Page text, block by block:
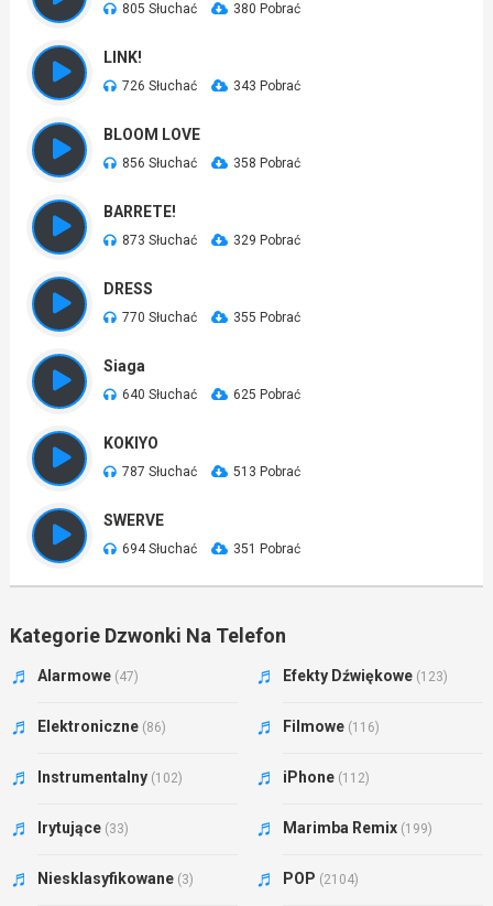
805 Słuchać 380 Pobrać
LINK!
726 Słuchać 343 Pobrać
BLOOM LOVE
856 Słuchać 358 Pobrać
BARRETE!
873 Słuchać 329 Pobrać
DRESS
770 Słuchać 355 Pobrać
Siaga
640 Słuchać 625 Pobrać
KOKIYO
787 Słuchać 513 Pobrać
SWERVE
694 Słuchać 351 Pobrać
Kategorie Dzwonki Na Telefon
Alarmowe (47) Efekty Dźwiękowe (123)
Elektroniczne (86) Filmowe (116)
Instrumentalny (102) iPhone (112)
Irytujące (33) Marimba Remix (199)
Niesklasyfikowane (3) POP (2104)